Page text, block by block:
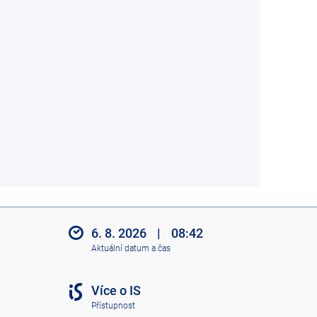
6. 8. 2026 | 08:42
Aktuální datum a čas
Více o IS
Přístupnost